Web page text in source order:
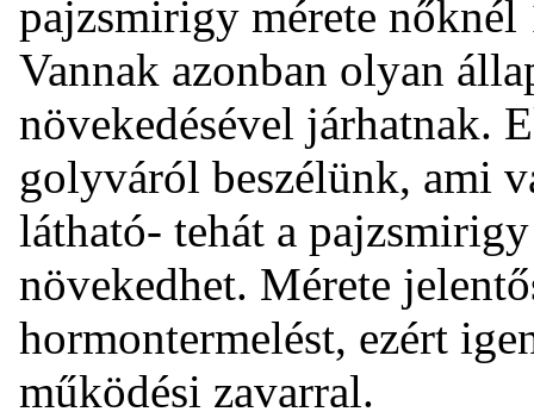
pajzsmirigy mérete
Vannak azonban olyan
növekedésével járhatnak.
golyváról beszélünk, ami
látható- tehát a
növekedhet. Mérete
hormontermelést, ezért
működési zavarral.